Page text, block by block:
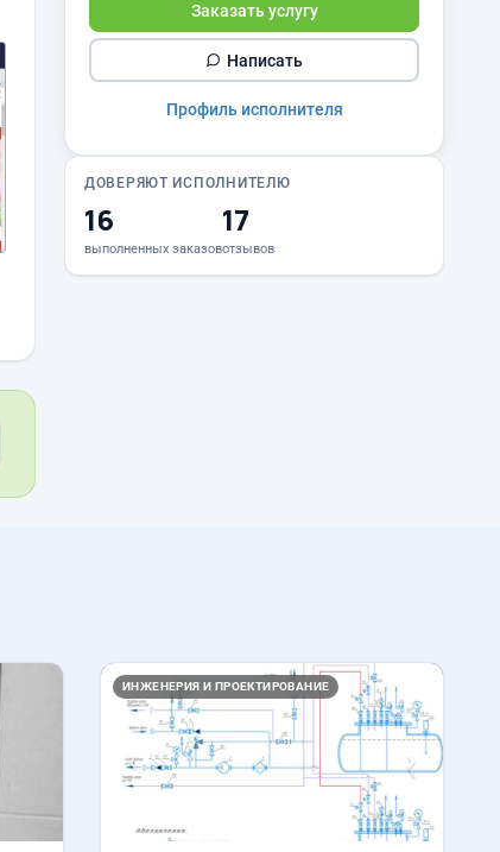
Заказать услугу
Написать
Профиль исполнителя
ДОВЕРЯЮТ ИСПОЛНИТЕЛЮ
16
выполненных заказов
17
отзывов
ИНЖЕНЕРИЯ И ПРОЕКТИРОВАНИЕ
Назад Вперед